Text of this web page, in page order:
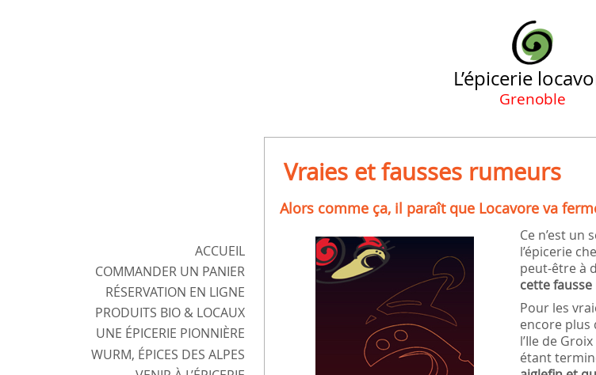
L’épicerie
Grenoble
ACCUEIL
COMMANDER UN PANIER
RÉSERVATION EN LIGNE
PRODUITS BIO & LOCAUX
UNE ÉPICERIE PIONNIÈRE
WURM, ÉPICES DES ALPES
Vraies et fausses rumeurs
Alors comme ça, il paraît que Locavore va
Ce n’est un
l’épicerie
peut-être à
cette
Pour les
encore plus
l’Ile de
étant